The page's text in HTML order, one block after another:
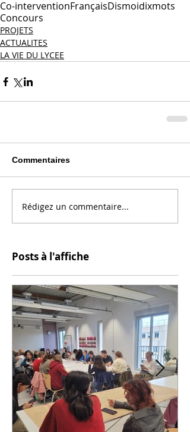
Co-interventionFrançaisDismoidixmots
Concours
PROJETS
ACTUALITES
LA VIE DU LYCEE
Commentaires
Rédigez un commentaire...
Posts à l'affiche